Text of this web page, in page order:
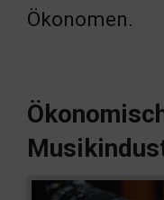
Ökonomen.